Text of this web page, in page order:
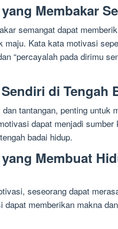
Membakar
semangat dapat
Kata kata motivasi
“percayalah pada dirimu
di Tengah
tantangan, penting untuk
dapat menjadi sumber
badai hidup.
Membuat
seseorang dapat
memberikan makna